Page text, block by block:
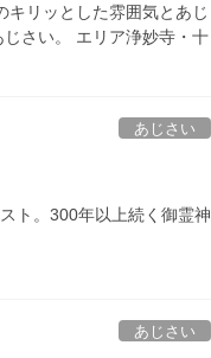
キリッとした雰囲気とあじ
さい。 エリア浄妙寺・十
あじさい
ト。300年以上続く御霊神
あじさい